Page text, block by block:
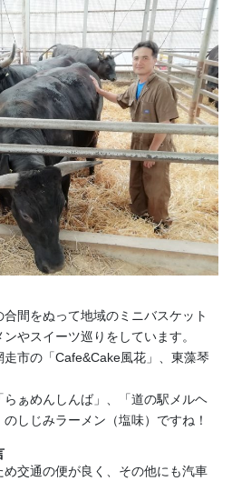
間をぬって地域のミニバスケット
やスイーツ巡りをしています。
市の「Cafe&Cake風花」、東藻琴
ぁめんしんば」、「道の駅メルヘ
しじみラーメン（塩味）ですね！
交通の便が良く、その他にも汽車